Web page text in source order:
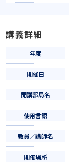
講義詳細
年度
開催日
開講部局名
使用言語
教員／講師名
開催場所